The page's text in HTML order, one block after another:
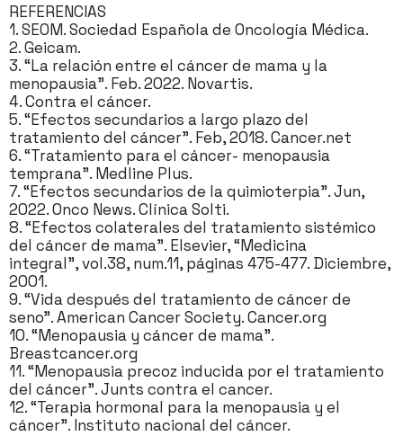
REFERENCIAS
1. SEOM. Sociedad Española de Oncología Médica.
2. Geicam.
3. “La relación entre el cáncer de mama y la
menopausia”. Feb. 2022. Novartis.
4. Contra el cáncer.
5. “Efectos secundarios a largo plazo del
tratamiento del cáncer”. Feb, 2018. Cancer.net
6. “Tratamiento para el cáncer- menopausia
temprana”. Medline Plus.
7. “Efectos secundarios de la quimioterpia”. Jun,
2022. Onco News. Clínica Solti.
8. “Efectos colaterales del tratamiento sistémico
del cáncer de mama”. Elsevier, “Medicina
integral”, vol.38, num.11, páginas 475-477. Diciembre,
2001.
9. “Vida después del tratamiento de cáncer de
seno”. American Cancer Society. Cancer.org
10. “Menopausia y cáncer de mama”.
Breastcancer.org
11. “Menopausia precoz inducida por el tratamiento
del cáncer”. Junts contra el cancer.
12. “Terapia hormonal para la menopausia y el
cáncer”. Instituto nacional del cáncer.